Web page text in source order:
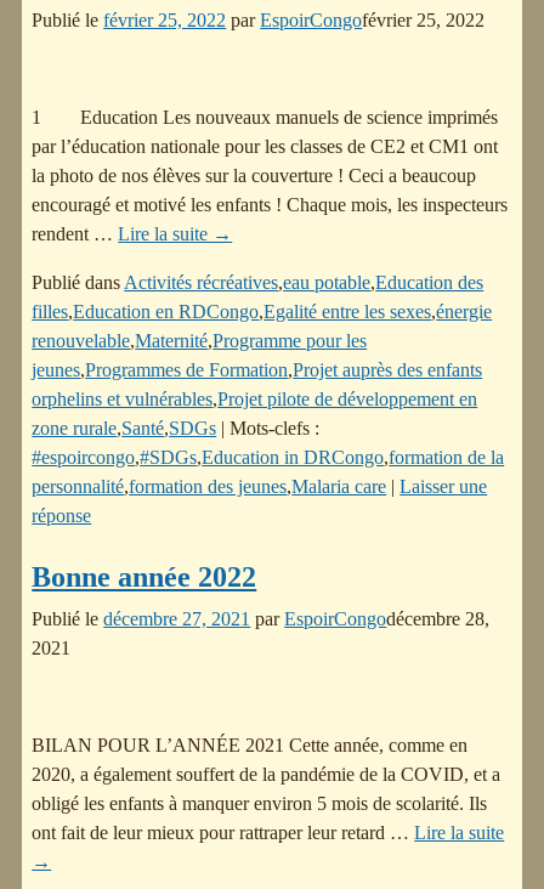
Publié lefévrier 25, 2022 parEspoirCongofévrier 25, 2022
1 Education Les nouveaux manuels de science imprimés
par l’éducation nationale pour les classes de CE2 et CM1 ont
la photo de nos élèves sur la couverture ! Ceci a beaucoup
encouragé et motivé les enfants ! Chaque mois, les inspecteurs
rendent … Lire la suite →
Publié dansActivités récréatives,eau potable,Education des
filles,Education en RDCongo,Egalité entre les sexes,énergie
renouvelable,Maternité,Programme pour les
jeunes,Programmes de Formation,Projet auprès des enfants
orphelins et vulnérables,Projet pilote de développement en
zone rurale,Santé,SDGs |Mots-clefs :
#espoircongo,#SDGs,Education in DRCongo,formation de la
personnalité,formation des jeunes,Malaria care |Laisser une
réponse
Bonne année 2022
Publié ledécembre 27, 2021 parEspoirCongodécembre 28,
2021
BILAN POUR L’ANNÉE 2021 Cette année, comme en
2020, a également souffert de la pandémie de la COVID, et a
obligé les enfants à manquer environ 5 mois de scolarité. Ils
ont fait de leur mieux pour rattraper leur retard … Lire la suite
→